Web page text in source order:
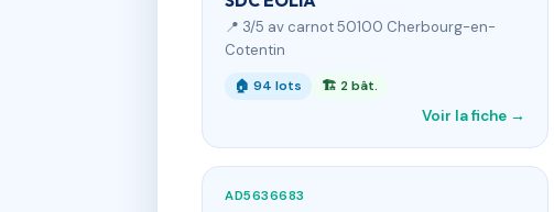
📍 3/5 av carnot 50100 Cherbourg-en-
Cotentin
🏠 94 lots 🏗 2 bât.
Voir la fiche →
AD5636683